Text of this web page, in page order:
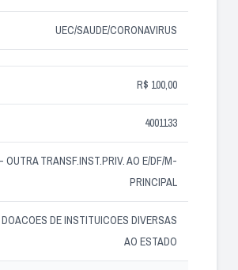
UEC/SAUDE/CORONAVIRUS
R$ 100,00
4001133
OUTRA TRANSF.INST.PRIV. AO E/DF/M-
PRINCIPAL
DE INSTITUICOES DIVERSAS
AO ESTADO